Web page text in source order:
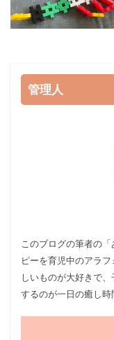
管理人
このブログの筆者の「
ピーを育児中のアラ
しいものが大好きで
するのが一日の癒し時